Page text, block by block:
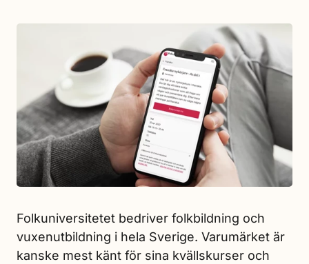
Folkuniversitetet bedriver folkbildning och
vuxenutbildning i hela Sverige. Varumärket är
kanske mest känt för sina kvällskurser och